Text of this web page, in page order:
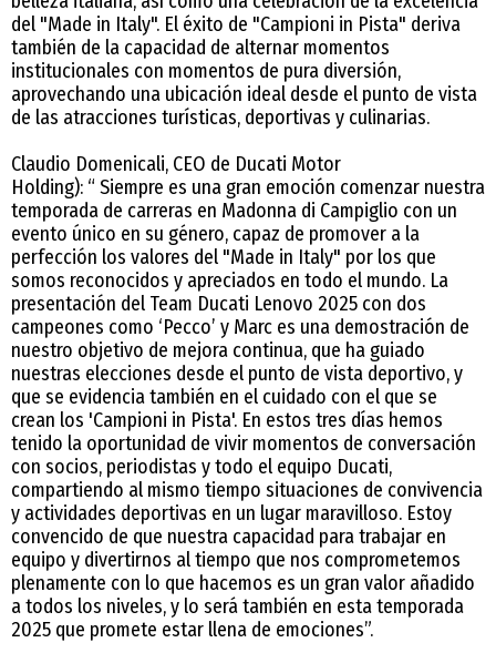
del "Made in Italy". El éxito de "Campioni in Pista" deriva
también de la capacidad de alternar momentos
institucionales con momentos de pura diversión,
aprovechando una ubicación ideal desde el punto de vista
de las atracciones turísticas, deportivas y culinarias.
Claudio Domenicali, CEO de Ducati Motor
Holding): “ Siempre es una gran emoción comenzar nuestra
temporada de carreras en Madonna di Campiglio con un
evento único en su género, capaz de promover a la
perfección los valores del "Made in Italy" por los que
somos reconocidos y apreciados en todo el mundo. La
presentación del Team Ducati Lenovo 2025 con dos
campeones como ‘Pecco’ y Marc es una demostración de
nuestro objetivo de mejora continua, que ha guiado
nuestras elecciones desde el punto de vista deportivo, y
que se evidencia también en el cuidado con el que se
crean los 'Campioni in Pista'. En estos tres días hemos
tenido la oportunidad de vivir momentos de conversación
con socios, periodistas y todo el equipo Ducati,
compartiendo al mismo tiempo situaciones de convivencia
y actividades deportivas en un lugar maravilloso. Estoy
convencido de que nuestra capacidad para trabajar en
equipo y divertirnos al tiempo que nos comprometemos
plenamente con lo que hacemos es un gran valor añadido
a todos los niveles, y lo será también en esta temporada
2025 que promete estar llena de emociones”.